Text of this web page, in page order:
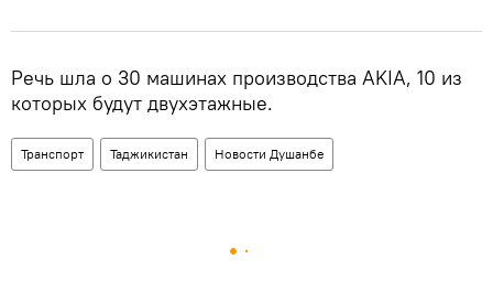
Речь шла о 30 машинах производства AKIA, 10 из
которых будут двухэтажные.
Транспорт Таджикистан Новости Душанбе